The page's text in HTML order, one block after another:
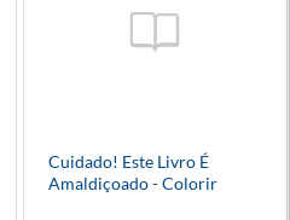
Cuidado! Este Livro É
Amaldiçoado - Colorir